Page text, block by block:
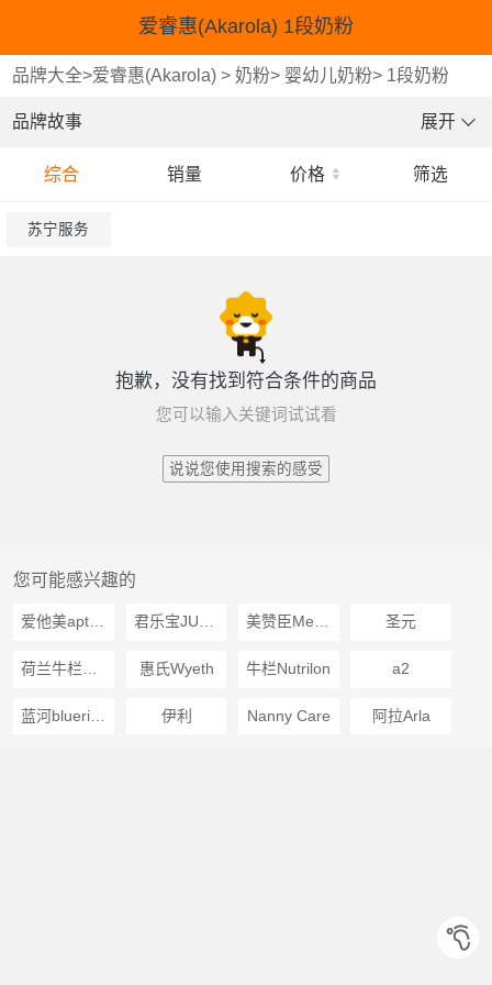
爱睿惠(Akarola) 1段奶粉
品牌大全>爱睿惠(Akarola) >奶粉> 婴幼儿奶粉> 1段奶粉
品牌故事 展开
综合 销量 价格 筛选
苏宁服务
抱歉，没有找到符合条件的商品
您可以输入关键词试试看
说说您使用搜索的感受
您可能感兴趣的
圣元
惠氏Wyeth 牛栏Nutrilon a2
伊利 Nanny Care 阿拉Arla